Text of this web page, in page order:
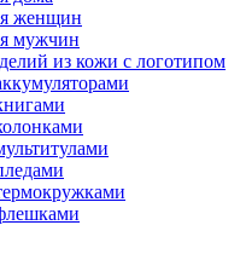
женщин
мужчин
из кожи с логотипом